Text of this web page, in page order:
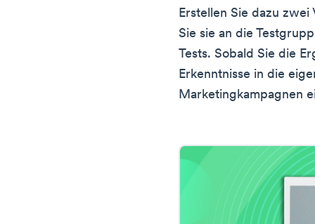
Erstellen Sie dazu
Sie sie an die
Tests. Sobald Sie die
Erkenntnisse in die
Marketingkampagnen